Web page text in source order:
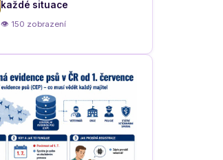
každé situace
👁 150 zobrazení